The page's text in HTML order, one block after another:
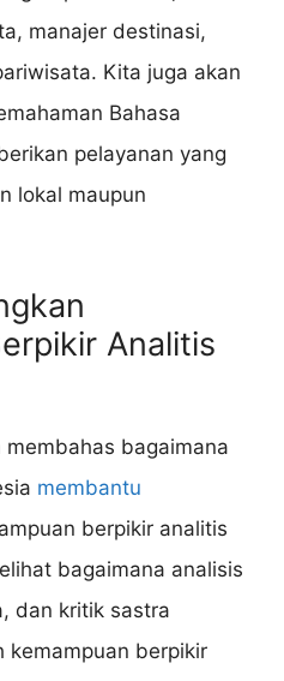
manajer destinasi,
Kita juga akan
Bahasa
pelayanan yang
lokal maupun
Analitis
bagaimana
membantu
berpikir analitis
bagaimana analisis
dan kritik sastra
kemampuan berpikir